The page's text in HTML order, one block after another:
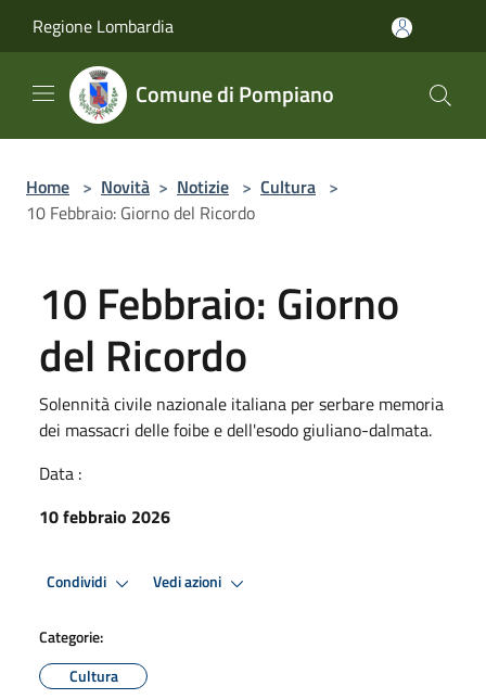
Regione Lombardia
Comune di Pompiano
Home > Novità > Notizie > Cultura >
10 Febbraio: Giorno del Ricordo
10 Febbraio: Giorno
del Ricordo
Solennità civile nazionale italiana per serbare memoria
dei massacri delle foibe e dell'esodo giuliano-dalmata.
Data :
10 febbraio 2026
Condividi Vedi azioni
Categorie:
Cultura